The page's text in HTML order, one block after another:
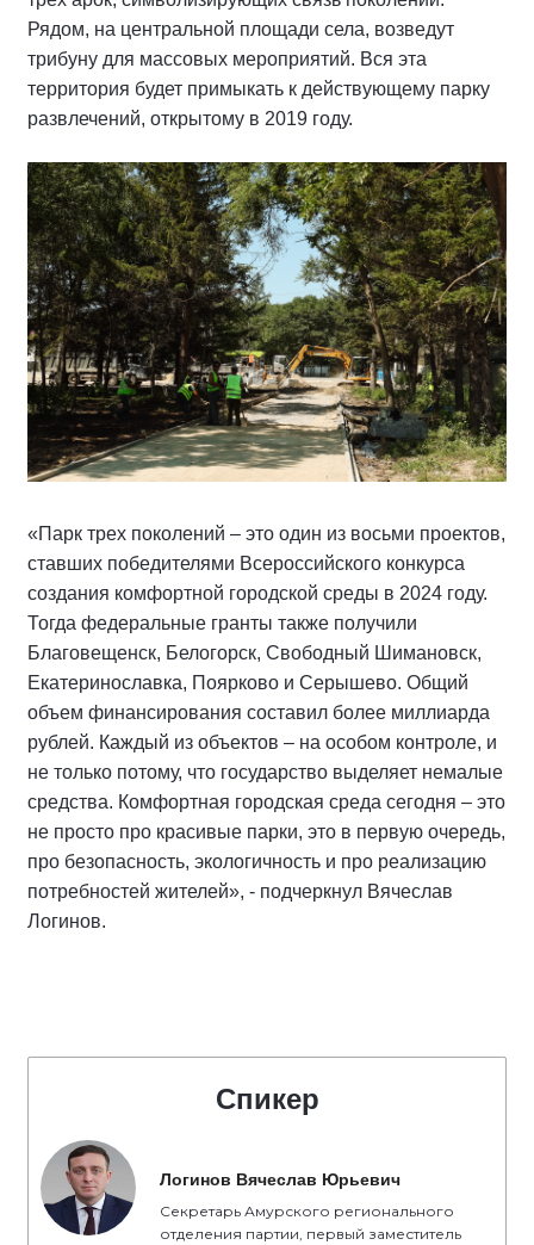
Рядом, на центральной площади села, возведут
трибуну для массовых мероприятий. Вся эта
территория будет примыкать к действующему парку
развлечений, открытому в 2019 году.
«Парк трех поколений – это один из восьми проектов,
ставших победителями Всероссийского конкурса
создания комфортной городской среды в 2024 году.
Тогда федеральные гранты также получили
Благовещенск, Белогорск, Свободный Шимановск,
Екатеринославка, Поярково и Серышево. Общий
объем финансирования составил более миллиарда
рублей. Каждый из объектов – на особом контроле, и
не только потому, что государство выделяет немалые
средства. Комфортная городская среда сегодня – это
не просто про красивые парки, это в первую очередь,
про безопасность, экологичность и про реализацию
потребностей жителей», - подчеркнул Вячеслав
Логинов.
Спикер
Логинов Вячеслав Юрьевич
Секретарь Амурского регионального
отделения партии, первый заместитель